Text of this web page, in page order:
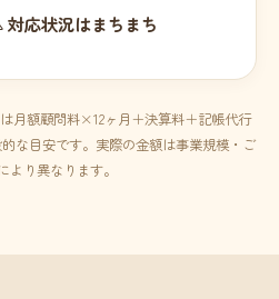
応状況はまちまち
月額顧問料×12ヶ月＋決算料＋記帳代行
な目安です。実際の金額は事業規模・ご
より異なります。